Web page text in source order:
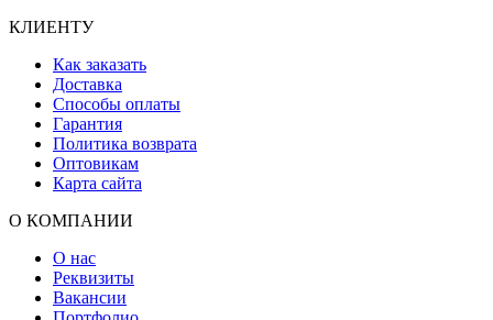
КЛИЕНТУ
Как заказать
Доставка
Способы оплаты
Гарантия
Политика возврата
Оптовикам
Карта сайта
О КОМПАНИИ
О нас
Реквизиты
Вакансии